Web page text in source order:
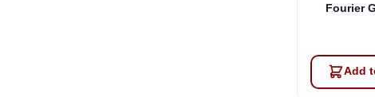
Fourier
Add